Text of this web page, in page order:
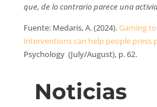
que, de lo contrario parece una
Fuente: Medaris, A. (2024).Gaming to
interventions can help people press
Psychology (July/August), p. 62.
Noticias